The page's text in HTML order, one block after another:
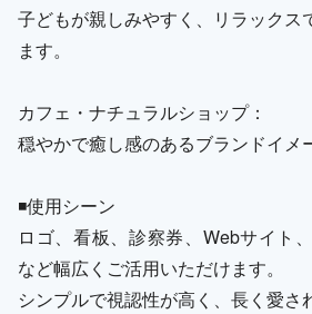
子どもが親しみやすく、リラックス
ます。
カフェ・ナチュラルショップ：
穏やかで癒し感のあるブランドイメ
◾️使用シーン
ロゴ、看板、診察券、Webサイト
など幅広くご活用いただけます。
シンプルで視認性が高く、長く愛さ